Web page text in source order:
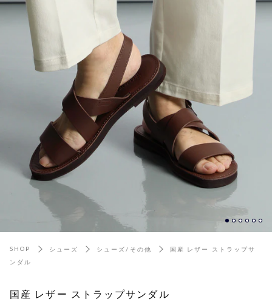
SHOP シューズ シューズ/その他
国産 レザー ストラップサ
ンダル
国産 レザー ストラップサンダル